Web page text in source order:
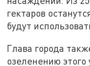
гектаров
будут
Глава города
озеленению этого